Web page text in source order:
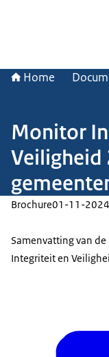
Home
Monitor
Veiligheid
Brochure01-11-2024
Samenvatting van
Integriteit en